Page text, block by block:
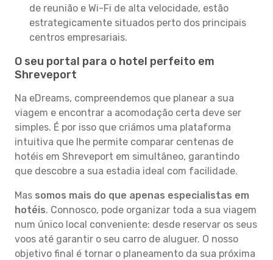
de reunião e Wi-Fi de alta velocidade, estão
estrategicamente situados perto dos principais
centros empresariais.
O seu portal para o hotel perfeito em
Shreveport
Na eDreams, compreendemos que planear a sua
viagem e encontrar a acomodação certa deve ser
simples. É por isso que criámos uma plataforma
intuitiva que lhe permite comparar centenas de
hotéis em Shreveport em simultâneo, garantindo
que descobre a sua estadia ideal com facilidade.
Mas somos mais do que apenas especialistas em
hotéis. Connosco, pode organizar toda a sua viagem
num único local conveniente: desde reservar os seus
voos até garantir o seu carro de aluguer. O nosso
objetivo final é tornar o planeamento da sua próxima